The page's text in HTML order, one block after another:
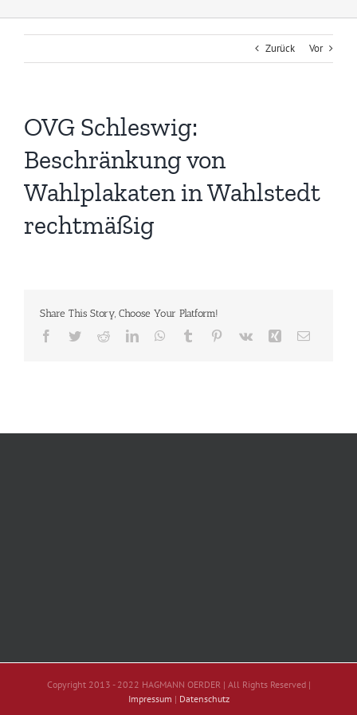
Zurück Vor
OVG Schleswig:
Beschränkung von
Wahlplakaten in Wahlstedt
rechtmäßig
Share This Story, Choose Your Platform!
Facebook
TwitterRedditLinkedInWhatsApp
Tumblr Pinterest
Vk Xing E-
Copyright 2013 - 2022 HAGMANN OERDER | All Rights Reserved |
Impressum | Datenschutz